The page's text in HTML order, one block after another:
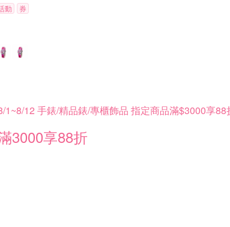
動 券
1~8/12 手錶/精品錶/專櫃飾品 指定商品滿$3000享88
3000享88折